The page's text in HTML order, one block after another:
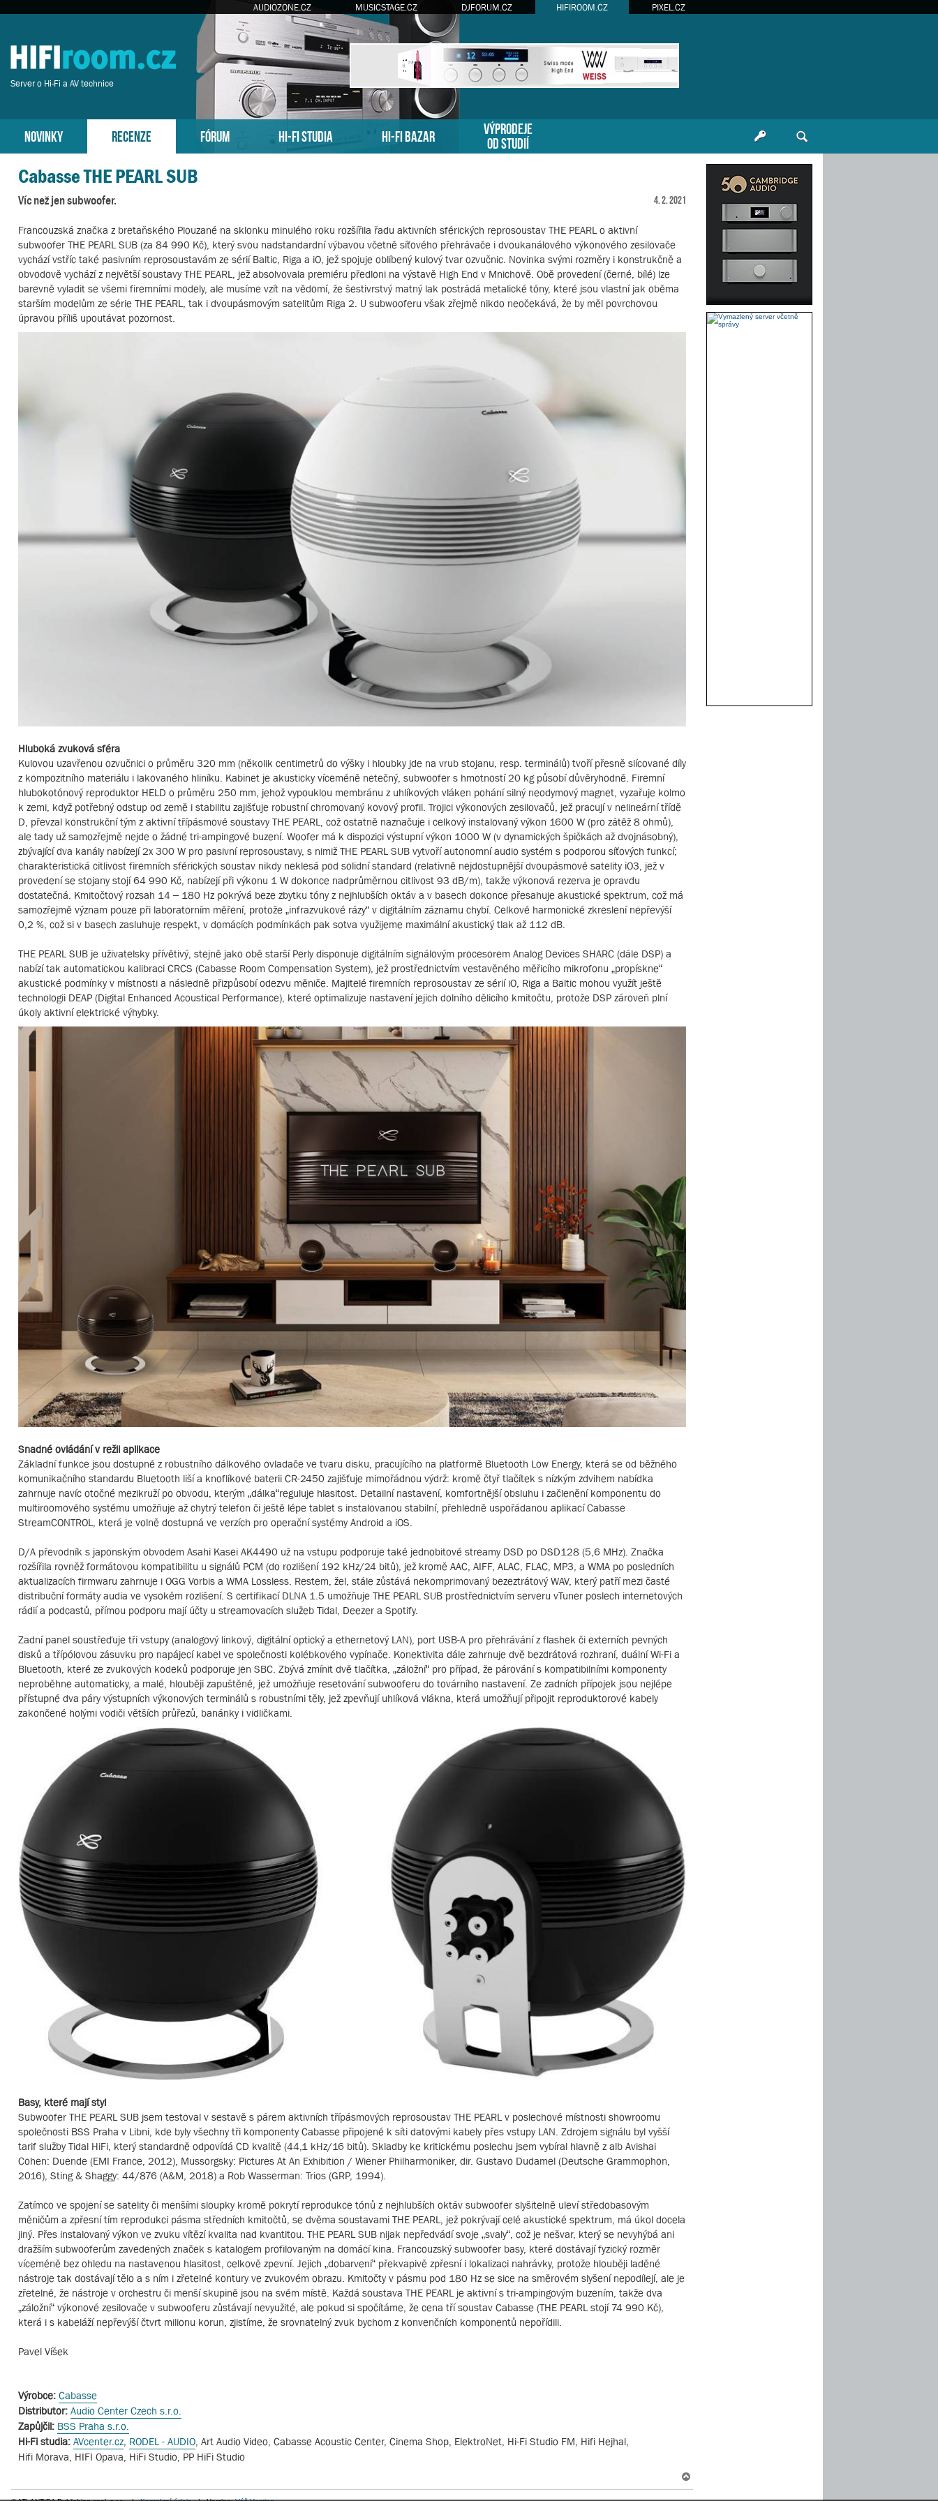
AUDIOZONE.CZ MUSICSTAGE.CZ DJFORUM.CZ HIFIROOM.CZ PIXEL.CZ
Server o Hi-Fi a AV technice
NOVINKY RECENZE FÓRUM HI-FI STUDIA HI-FI BAZAR
VÝPRODEJE
OD STUDIÍ
Cabasse THE PEARL SUB
Víc než jen subwoofer. 4. 2. 2021
Francouzská značka z bretaňského Plouzané na sklonku minulého roku rozšířila řadu aktivních sférických reprosoustav THE PEARL o aktivní
subwoofer THE PEARL SUB (za 84 990 Kč), který svou nadstandardní výbavou včetně síťového přehrávače i dvoukanálového výkonového zesilovače
vychází vstříc také pasivním reprosoustavám ze sérií Baltic, Riga a iO, jež spojuje oblíbený kulový tvar ozvučnic. Novinka svými rozměry i konstrukčně a
obvodově vychází z největší soustavy THE PEARL, jež absolvovala premiéru předloni na výstavě High End v Mnichově. Obě provedení (černé, bílé) lze
barevně vyladit se všemi firemními modely, ale musíme vzít na vědomí, že šestivrstvý matný lak postrádá metalické tóny, které jsou vlastní jak oběma
starším modelům ze série THE PEARL, tak i dvoupásmovým satelitům Riga 2. U subwooferu však zřejmě nikdo neočekává, že by měl povrchovou
úpravou příliš upoutávat pozornost.
Hluboká zvuková sféra
Kulovou uzavřenou ozvučnici o průměru 320 mm (několik centimetrů do výšky i hloubky jde na vrub stojanu, resp. terminálů) tvoří přesně slícované díly
z kompozitního materiálu i lakovaného hliníku. Kabinet je akusticky víceméně netečný, subwoofer s hmotností 20 kg působí důvěryhodně. Firemní
hlubokotónový reproduktor HELD o průměru 250 mm, jehož vypouklou membránu z uhlíkových vláken pohání silný neodymový magnet, vyzařuje kolmo
k zemi, když potřebný odstup od země i stabilitu zajišťuje robustní chromovaný kovový profil. Trojici výkonových zesilovačů, jež pracují v nelineární třídě
D, převzal konstrukční tým z aktivní třípásmové soustavy THE PEARL, což ostatně naznačuje i celkový instalovaný výkon 1600 W (pro zátěž 8 ohmů),
ale tady už samozřejmě nejde o žádné tri-ampingové buzení. Woofer má k dispozici výstupní výkon 1000 W (v dynamických špičkách až dvojnásobný),
zbývající dva kanály nabízejí 2x 300 W pro pasivní reprosoustavy, s nimiž THE PEARL SUB vytvoří autonomní audio systém s podporou síťových funkcí;
charakteristická citlivost firemních sférických soustav nikdy neklesá pod solidní standard (relativně nejdostupnější dvoupásmové satelity iO3, jež v
provedení se stojany stojí 64 990 Kč, nabízejí při výkonu 1 W dokonce nadprůměrnou citlivost 93 dB/m), takže výkonová rezerva je opravdu
dostatečná. Kmitočtový rozsah 14 – 180 Hz pokrývá beze zbytku tóny z nejhlubších oktáv a v basech dokonce přesahuje akustické spektrum, což má
samozřejmě význam pouze při laboratorním měření, protože „infrazvukové rázy“ v digitálním záznamu chybí. Celkové harmonické zkreslení nepřevýší
0,2 %, což si v basech zasluhuje respekt, v domácích podmínkách pak sotva využijeme maximální akustický tlak až 112 dB.
THE PEARL SUB je uživatelsky přívětivý, stejně jako obě starší Perly disponuje digitálním signálovým procesorem Analog Devices SHARC (dále DSP) a
nabízí tak automatickou kalibraci CRCS (Cabasse Room Compensation System), jež prostřednictvím vestavěného měřicího mikrofonu „propískne“
akustické podmínky v místnosti a následně přizpůsobí odezvu měniče. Majitelé firemních reprosoustav ze sérií iO, Riga a Baltic mohou využít ještě
technologii DEAP (Digital Enhanced Acoustical Performance), které optimalizuje nastavení jejich dolního dělicího kmitočtu, protože DSP zároveň plní
úkoly aktivní elektrické výhybky.
Snadné ovládání v režii aplikace
Základní funkce jsou dostupné z robustního dálkového ovladače ve tvaru disku, pracujícího na platformě Bluetooth Low Energy, která se od běžného
komunikačního standardu Bluetooth liší a knoflíkové baterii CR-2450 zajišťuje mimořádnou výdrž: kromě čtyř tlačítek s nízkým zdvihem nabídka
zahrnuje navíc otočné mezikruží po obvodu, kterým „dálka“reguluje hlasitost. Detailní nastavení, komfortnější obsluhu i začlenění komponentu do
multiroomového systému umožňuje až chytrý telefon či ještě lépe tablet s instalovanou stabilní, přehledně uspořádanou aplikací Cabasse
StreamCONTROL, která je volně dostupná ve verzích pro operační systémy Android a iOS.
D/A převodník s japonským obvodem Asahi Kasei AK4490 už na vstupu podporuje také jednobitové streamy DSD po DSD128 (5,6 MHz). Značka
rozšířila rovněž formátovou kompatibilitu u signálů PCM (do rozlišení 192 kHz/24 bitů), jež kromě AAC, AIFF, ALAC, FLAC, MP3, a WMA po posledních
aktualizacích firmwaru zahrnuje i OGG Vorbis a WMA Lossless. Restem, žel, stále zůstává nekomprimovaný bezeztrátový WAV, který patří mezi časté
distribuční formáty audia ve vysokém rozlišení. S certifikací DLNA 1.5 umožňuje THE PEARL SUB prostřednictvím serveru vTuner poslech internetových
rádií a podcastů, přímou podporu mají účty u streamovacích služeb Tidal, Deezer a Spotify.
Zadní panel soustřeďuje tři vstupy (analogový linkový, digitální optický a ethernetový LAN), port USB-A pro přehrávání z flashek či externích pevných
disků a třípólovou zásuvku pro napájecí kabel ve společnosti kolébkového vypínače. Konektivita dále zahrnuje dvě bezdrátová rozhraní, duální Wi-Fi a
Bluetooth, které ze zvukových kodeků podporuje jen SBC. Zbývá zmínit dvě tlačítka, „záložní“ pro případ, že párování s kompatibilními komponenty
neproběhne automaticky, a malé, hlouběji zapuštěné, jež umožňuje resetování subwooferu do továrního nastavení. Ze zadních přípojek jsou nejlépe
přístupné dva páry výstupních výkonových terminálů s robustními těly, jež zpevňují uhlíková vlákna, která umožňují připojit reproduktorové kabely
zakončené holými vodiči větších průřezů, banánky i vidličkami.
Basy, které mají styl
Subwoofer THE PEARL SUB jsem testoval v sestavě s párem aktivních třípásmových reprosoustav THE PEARL v poslechové místnosti showroomu
společnosti BSS Praha v Libni, kde byly všechny tři komponenty Cabasse připojené k síti datovými kabely přes vstupy LAN. Zdrojem signálu byl vyšší
tarif služby Tidal HiFi, který standardně odpovídá CD kvalitě (44,1 kHz/16 bitů). Skladby ke kritickému poslechu jsem vybíral hlavně z alb Avishai
Cohen: Duende (EMI France, 2012), Mussorgsky: Pictures At An Exhibition / Wiener Philharmoniker, dir. Gustavo Dudamel (Deutsche Grammophon,
2016), Sting & Shaggy: 44/876 (A&M, 2018) a Rob Wasserman: Trios (GRP, 1994).
Zatímco ve spojení se satelity či menšími sloupky kromě pokrytí reprodukce tónů z nejhlubších oktáv subwoofer slyšitelně uleví středobasovým
měničům a zpřesní tím reprodukci pásma středních kmitočtů, se dvěma soustavami THE PEARL, jež pokrývají celé akustické spektrum, má úkol docela
jiný. Přes instalovaný výkon ve zvuku vítězí kvalita nad kvantitou. THE PEARL SUB nijak nepředvádí svoje „svaly“, což je nešvar, který se nevyhýbá ani
dražším subwooferům zavedených značek s katalogem profilovaným na domácí kina. Francouzský subwoofer basy, které dostávají fyzický rozměr
víceméně bez ohledu na nastavenou hlasitost, celkově zpevní. Jejich „dobarvení“ překvapivě zpřesní i lokalizaci nahrávky, protože hlouběji laděné
nástroje tak dostávají tělo a s ním i zřetelné kontury ve zvukovém obrazu. Kmitočty v pásmu pod 180 Hz se sice na směrovém slyšení nepodílejí, ale je
zřetelné, že nástroje v orchestru či menší skupině jsou na svém místě. Každá soustava THE PEARL je aktivní s tri-ampingovým buzením, takže dva
„záložní“ výkonové zesilovače v subwooferu zůstávají nevyužité, ale pokud si spočítáme, že cena tří soustav Cabasse (THE PEARL stojí 74 990 Kč),
která i s kabeláží nepřevýší čtvrt milionu korun, zjistíme, že srovnatelný zvuk bychom z konvenčních komponentů nepořídili.
Pavel Víšek
Výrobce: Cabasse
Distributor: Audio Center Czech s.r.o.
Zapůjčil: BSS Praha s.r.o.
Hi-Fi studia: AVcenter.cz RODEL - AUDIO , Art Audio Video, Cabasse Acoustic Center, Cinema Shop, ElektroNet, Hi-Fi Studio FM, Hifi Hejhal,
Hifi Morava, HIFI Opava, HiFi Studio, PP HiFi Studio